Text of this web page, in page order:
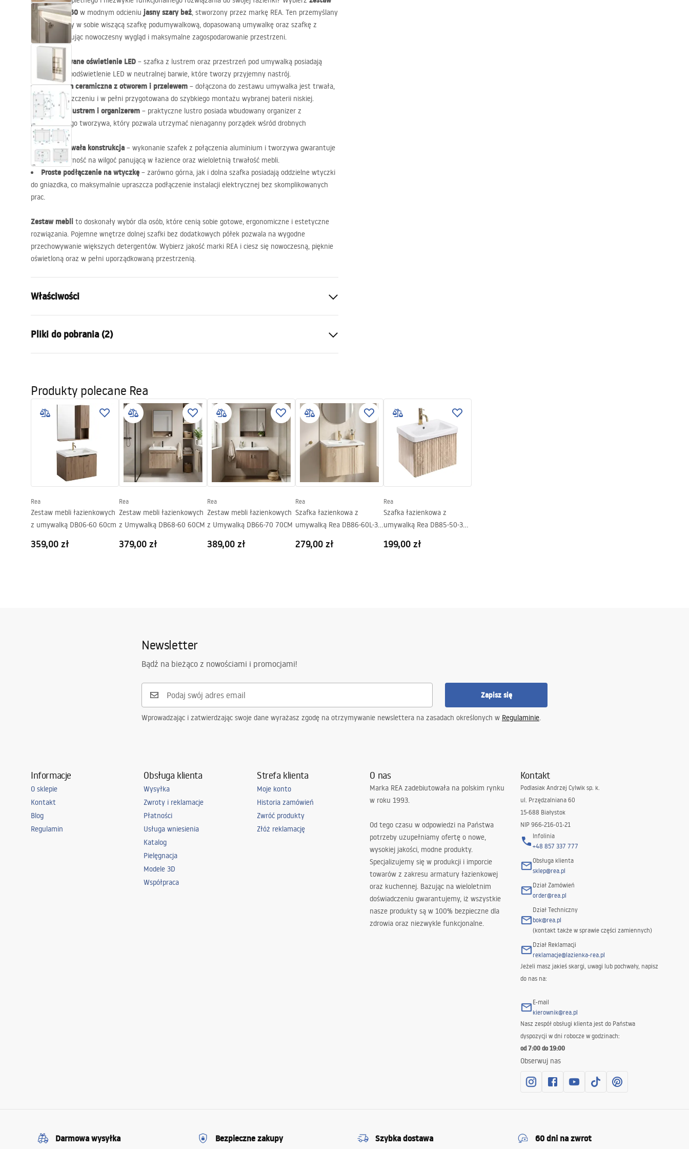
mebli DE07-60 w modnym odcieniu jasny szary beż, stworzony przez markę REA. Ten przemyślany
komplet łączy w sobie wiszącą szafkę podumywalkową, dopasowaną umywalkę oraz szafkę z
lustrem, oferując nowoczesny wygląd i maksymalne zagospodarowanie przestrzeni.
Zintegrowane oświetlenie LED – szafka z lustrem oraz przestrzeń pod umywalką posiadają
wbudowane podświetlenie LED w neutralnej barwie, które tworzy przyjemny nastrój.
Umywalka ceramiczna z otworem i przelewem – dołączona do zestawu umywalka jest trwała,
łatwa w czyszczeniu i w pełni przygotowana do szybkiego montażu wybranej baterii niskiej.
Szafka z lustrem i organizerem – praktyczne lustro posiada wbudowany organizer z
przydymionego tworzywa, który pozwala utrzymać nienaganny porządek wśród drobnych
kosmetyków.
Lekka i trwała konstrukcja – wykonanie szafek z połączenia aluminium i tworzywa gwarantuje
wysoką odporność na wilgoć panującą w łazience oraz wieloletnią trwałość mebli.
Proste podłączenie na wtyczkę – zarówno górna, jak i dolna szafka posiadają oddzielne wtyczki
do gniazdka, co maksymalnie upraszcza podłączenie instalacji elektrycznej bez skomplikowanych
prac.
Zestaw mebli to doskonały wybór dla osób, które cenią sobie gotowe, ergonomiczne i estetyczne
rozwiązania. Pojemne wnętrze dolnej szafki bez dodatkowych półek pozwala na wygodne
przechowywanie większych detergentów. Wybierz jakość marki REA i ciesz się nowoczesną, pięknie
oświetloną oraz w pełni uporządkowaną przestrzenią.
Właściwości
Sposób montażu:
Materiał:
Aluminium, Ceramika sanitarna, Tworzywo
Wysokość (mm):
Szerokość (mm):
605mm
Głębokość (mm):
510 mm
Pliki do pobrania (2)
-_Furniture_-_24.pdf
Produkty polecane Rea
Rea
Zestaw mebli łazienkowych
z umywalką DB06-60 60cm
359,00 zł
Rea
Zestaw mebli łazienkowych
z Umywalką DB68-60 60CM
379,00 zł
Rea
Zestaw mebli łazienkowych
z Umywalką DB66-70 70CM
389,00 zł
Rea
Szafka łazienkowa z
umywalką Rea DB86-60L-3
279,00 zł
Rea
Szafka łazienkowa z
umywalką Rea DB85-50-3
199,00 zł
Newsletter
Bądź na bieżąco z nowościami i promocjami!
Zapisz się
Wprowadzając i zatwierdzając swoje dane wyrażasz zgodę na otrzymywanie newslettera na zasadach określonych w Regulaminie.
Informacje
O sklepie
Kontakt
Blog
Regulamin
Obsługa klienta
Wysyłka
Zwroty i reklamacje
Płatności
Usługa wniesienia
Katalog
Pielęgnacja
Modele 3D
Współpraca
Strefa klienta
Moje konto
Historia zamówień
Zwróć produkty
Złóż reklamację
O nas
Marka REA zadebiutowała na polskim rynku
w roku 1993.
Od tego czasu w odpowiedzi na Państwa
potrzeby uzupełniamy ofertę o nowe,
wysokiej jakości, modne produkty.
Specjalizujemy się w produkcji i imporcie
towarów z zakresu armatury łazienkowej
oraz kuchennej. Bazując na wieloletnim
doświadczeniu gwarantujemy, iż wszystkie
nasze produkty są w 100% bezpieczne dla
zdrowia oraz niezwykle funkcjonalne.
Kontakt
Podlasiak Andrzej Cylwik sp. k.
ul. Przędzalniana 60
15-688 Białystok
NIP 966-216-01-21
Infolinia
+48 857 337 777
Obsługa klienta
sklep@rea.pl
Dział Zamówień
order@rea.pl
Dział Techniczny
bok@rea.pl
(kontakt także w sprawie części zamiennych)
Dział Reklamacji
reklamacje@lazienka-rea.pl
Jeżeli masz jakieś skargi, uwagi lub pochwały, napisz
do nas na:
E-mail
kierownik@rea.pl
Nasz zespół obsługi klienta jest do Państwa
dyspozycji w dni robocze w godzinach:
od 7:00 do 19:00
Obserwuj nas
Darmowa wysyłka Bezpieczne zakupy Szybka dostawa 60 dni na zwrot